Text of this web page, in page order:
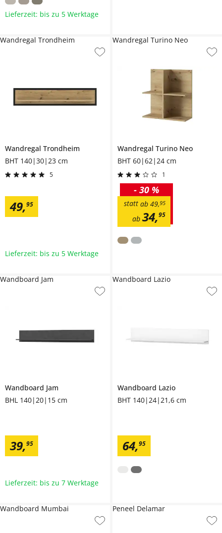
Lieferzeit: bis zu 5 Werktage
Wandregal Trondheim
BHT 140|30|23 cm
5
49,95
Wandregal Trondheim
Lieferzeit: bis zu 5 Werktage
Wandregal Turino Neo
BHT 60|62|24 cm
1
ab 34,95
ab 49,95
statt
- 30 %
Wandregal Turino Neo
Wandboard Jam
BHL 140|20|15 cm
39,95
Wandboard Jam
Lieferzeit: bis zu 7 Werktage
Wandboard Lazio
BHT 140|24|21,6 cm
64,95
Wandboard Lazio
Wandboard Mumbai Peneel Delamar